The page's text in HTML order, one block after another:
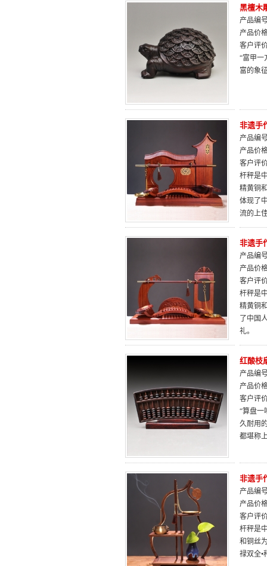
黑檀木
产品编
产品价
客户评
“富甲一
富的象
非遗手
产品编
产品价
客户评
杆秤是
精黄铜
体现了
流的上
非遗手
产品编
产品价
客户评
杆秤是
精黄铜
了中国
礼。
红酸枝
产品编
产品价
客户评
“算盘一
久耐用
都堪称
非遗手
产品编
产品价
客户评
杆秤是
和铜丝
禄双全•